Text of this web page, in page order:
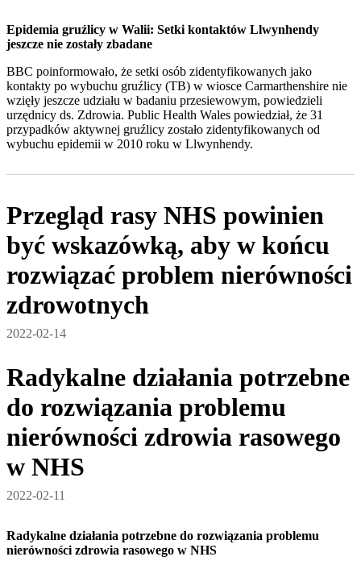
Epidemia gruźlicy w Walii: Setki kontaktów Llwynhendy
jeszcze nie zostały zbadane
BBC poinformowało, że setki osób zidentyfikowanych jako
kontakty po wybuchu gruźlicy (TB) w wiosce Carmarthenshire nie
wzięły jeszcze udziału w badaniu przesiewowym, powiedzieli
urzędnicy ds. Zdrowia. Public Health Wales powiedział, że 31
przypadków aktywnej gruźlicy zostało zidentyfikowanych od
wybuchu epidemii w 2010 roku w Llwynhendy.
Przegląd rasy NHS powinien
być wskazówką, aby w końcu
rozwiązać problem nierówności
zdrowotnych
2022-02-14
Radykalne działania potrzebne
do rozwiązania problemu
nierówności zdrowia rasowego
w NHS
2022-02-11
Radykalne działania potrzebne do rozwiązania problemu
nierówności zdrowia rasowego w NHS